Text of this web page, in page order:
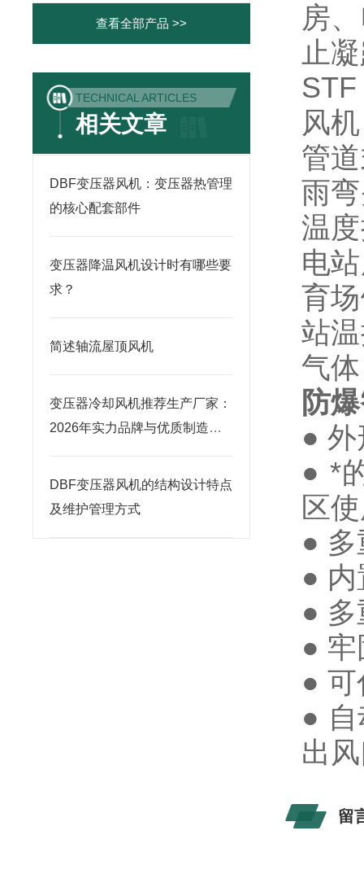
查看全部产品 >>
TECHNICAL ARTICLES
相关文章
DBF变压器风机：变压器热管理
的核心配套部件
变压器降温风机设计时有哪些要
求？
简述轴流屋顶风机
变压器冷却风机推荐生产厂家：
2026年实力品牌与优质制造商
DBF变压器风机的结构设计特点
及维护管理方式
房
止
STF
风
管
雨
温
电
育
站
气
防
●
● *
区
●
●
●
●
●
●
出
留